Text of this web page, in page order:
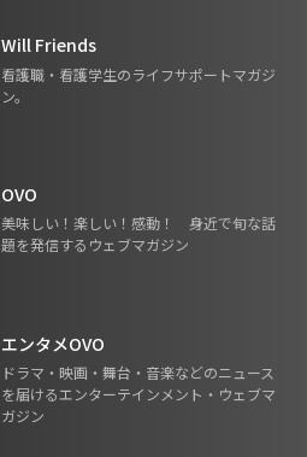
Will Friends
看護職・看護学生のライフサポートマガジ
ン。
OVO
美味しい！楽しい！感動！ 身近で旬な話
題を発信するウェブマガジン
エンタメOVO
ドラマ・映画・舞台・音楽などのニュース
を届けるエンターテインメント・ウェブマ
ガジン